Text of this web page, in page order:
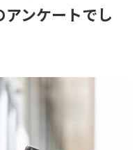
ンケートでし